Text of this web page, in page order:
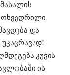
და
უკაცრავად!
კუჭის
ის